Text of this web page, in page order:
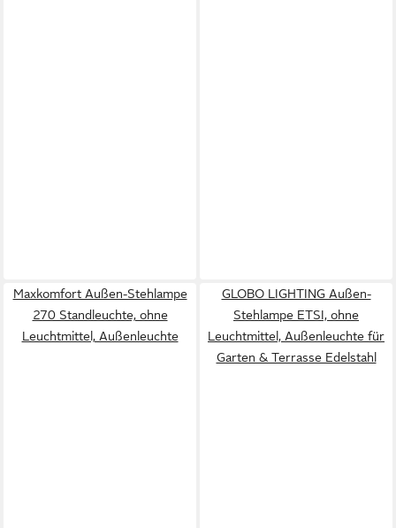
Maxkomfort Außen-Stehlampe
270 Standleuchte, ohne
Leuchtmittel, Außenleuchte
GLOBO LIGHTING Außen-
Stehlampe ETSI, ohne
Leuchtmittel, Außenleuchte für
Garten & Terrasse Edelstahl